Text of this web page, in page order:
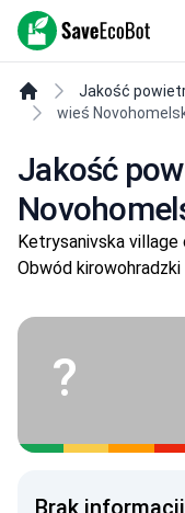
SaveEcoBot
Jakość
wieś
Jakość
Ketrysanivska
Obwód kirowohradzki
?
Brak